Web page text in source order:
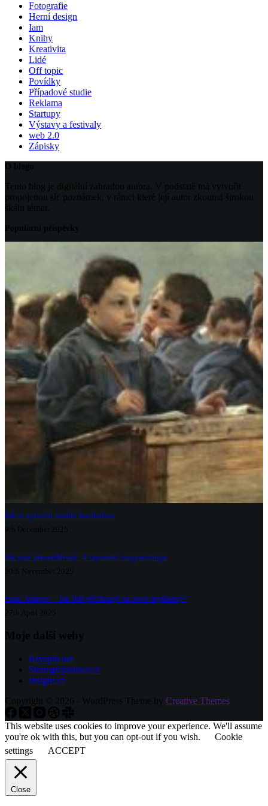
Fotografie
Herní design
Iam
Knihy
Kreativita
Lidé
Off topic
Povídky
Případové studie
Reklama
Startupy
Výstavy a festivaly
web 2.0
Zápisky
O blogu
Tento blog je digitální zahradou autora. V podstatě má vytvořit
propojenou síť poznámek, v rámci které její autor zkoumá širokou
škálu témat.
Populární příspěvky
Jak si vytvořit osobní kurikulum
9th December 2025
Jak psát přesvědčivěji: 4 tajemství copywritingu
30th November 2025
Isaac Asimov – Jak lidé přicházejí na nové myšlenky?
27th April 2025
Moje další weby
Kryspin.net
Strategicplanner.cz
Insight.cz
Copyright © 2026 - WordPress Theme by Creative Themes
This website uses cookies to improve your experience. We'll assume
you're ok with this, but you can opt-out if you wish.
Cookie
settings
ACCEPT
Close